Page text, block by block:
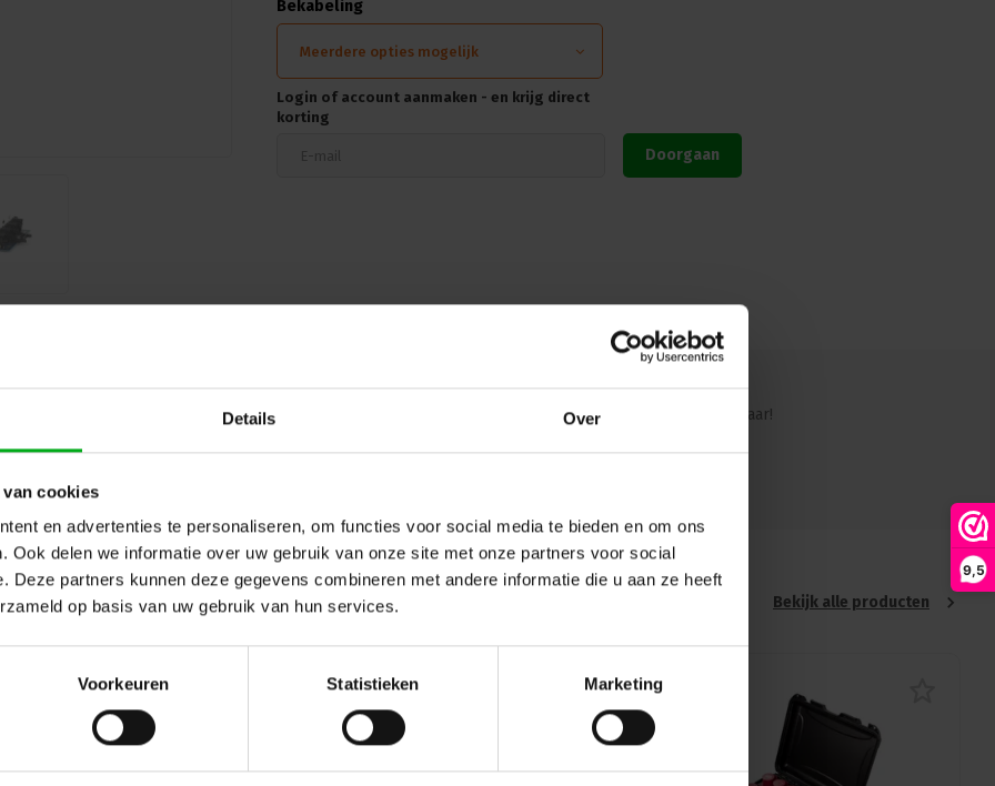
Details Over
cookies
en advertenties te personaliseren, om functies voor social media te bieden en om ons
Ook delen we informatie over uw gebruik van onze site met onze partners voor social
Deze partners kunnen deze gegevens combineren met andere informatie die u aan ze heeft
op basis van uw gebruik van hun services.
Voorkeuren Statistieken Marketing
9,5
Bekabeling
Meerdere opties mogelijk
Login of account aanmaken - en krijg direct
korting
Doorgaan
Ons team staat graag voor je klaar!
Bekijk alle producten